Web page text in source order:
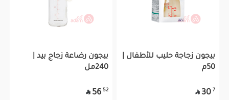
بيجون زجاجة حليب للأطفال |
50م
7
30

بيجون رضاعة زجاج بيد |
240مل
52
56
